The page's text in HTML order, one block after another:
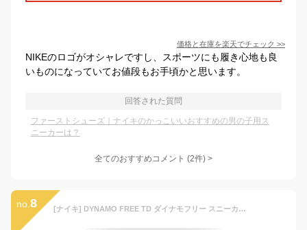
価格と在庫を楽天でチェック >>
NIKEのロゴがオシャレですし、スポーツにも履き心地も良
いものになっていてお値段もお手頃かと思います。
回答された質問
ファーストシューズ｜ナイキのかっこいいおすすめの男の子用ス
ニーカーは？
全てのおすすめコメント (2件) >
no. 8 [ナイキ] DYNAMO FREE TD ダイナモフリー スニーカー 343938-013 ブラック 黒 US6.0C-12.0 [並行輸入品]